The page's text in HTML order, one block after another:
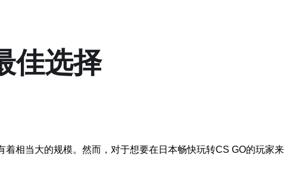
佳选择
相当大的规模。然而，对于想要在日本畅快玩转CS GO的玩家来